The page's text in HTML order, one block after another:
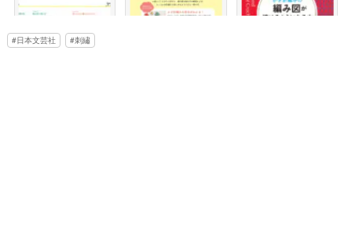
日本文芸社 刺繡